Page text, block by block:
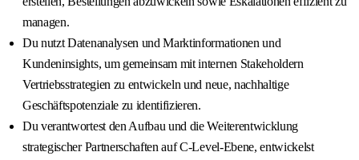
managen.
Du nutzt Datenanalysen und Marktinformationen und
Kundeninsights, um gemeinsam mit internen Stakeholdern
Vertriebsstrategien zu entwickeln und neue, nachhaltige
Geschäftspotenziale zu identifizieren.
Du verantwortest den Aufbau und die Weiterentwicklung
strategischer Partnerschaften auf C-Level-Ebene, entwickelst